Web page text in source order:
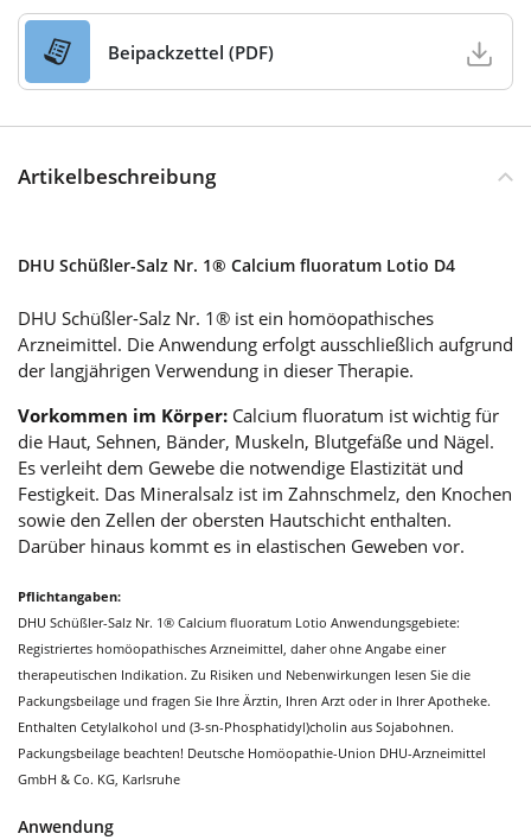
Beipackzettel (PDF)
Artikelbeschreibung
DHU Schüßler-Salz Nr. 1® Calcium fluoratum Lotio D4
DHU Schüßler-Salz Nr. 1® ist ein homöopathisches
Arzneimittel. Die Anwendung erfolgt ausschließlich aufgrund
der langjährigen Verwendung in dieser Therapie.
Vorkommen im Körper: Calcium fluoratum ist wichtig für
die Haut, Sehnen, Bänder, Muskeln, Blutgefäße und Nägel.
Es verleiht dem Gewebe die notwendige Elastizität und
Festigkeit. Das Mineralsalz ist im Zahnschmelz, den Knochen
sowie den Zellen der obersten Hautschicht enthalten.
Darüber hinaus kommt es in elastischen Geweben vor.
Pflichtangaben:
DHU Schüßler-Salz Nr. 1® Calcium fluoratum Lotio Anwendungsgebiete:
Registriertes homöopathisches Arzneimittel, daher ohne Angabe einer
therapeutischen Indikation. Zu Risiken und Nebenwirkungen lesen Sie die
Packungsbeilage und fragen Sie Ihre Ärztin, Ihren Arzt oder in Ihrer Apotheke.
Enthalten Cetylalkohol und (3-sn-Phosphatidyl)cholin aus Sojabohnen.
Packungsbeilage beachten! Deutsche Homöopathie-Union DHU-Arzneimittel
GmbH & Co. KG, Karlsruhe
Anwendung